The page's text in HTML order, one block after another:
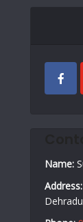
Name:
Address: